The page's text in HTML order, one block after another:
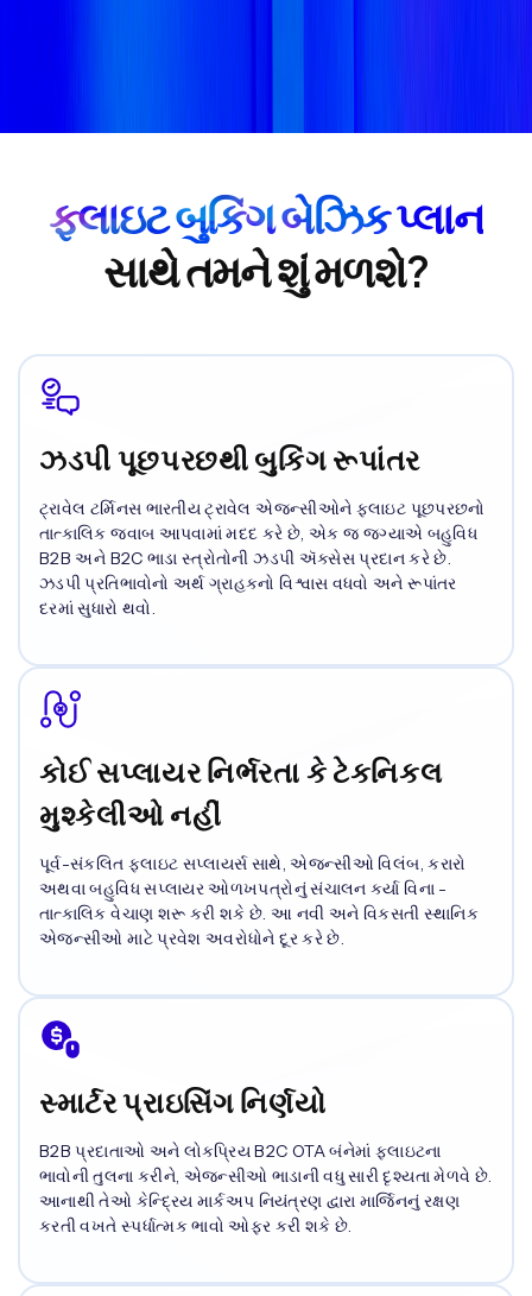
ફ્લાઇટ બુકિંગ બેઝિક પ્લાન
સાથે તમને શું મળશે?
ઝડપી પૂછપરછથી બુકિંગ રૂપાંતર
ટ્રાવેલ ટર્મિનસ ભારતીય ટ્રાવેલ એજન્સીઓને ફ્લાઇટ પૂછપરછનો
તાત્કાલિક જવાબ આપવામાં મદદ કરે છે, એક જ જગ્યાએ બહુવિધ
B2B અને B2C ભાડા સ્ત્રોતોની ઝડપી ઍક્સેસ પ્રદાન કરે છે.
ઝડપી પ્રતિભાવોનો અર્થ ગ્રાહકનો વિશ્વાસ વધવો અને રૂપાંતર
દરમાં સુધારો થવો.
કોઈ સપ્લાયર નિર્ભરતા કે ટેકનિકલ
મુશ્કેલીઓ નહીં
પૂર્વ-સંકલિત ફ્લાઇટ સપ્લાયર્સ સાથે, એજન્સીઓ વિલંબ, કરારો
અથવા બહુવિધ સપ્લાયર ઓળખપત્રોનું સંચાલન કર્યા વિના -
તાત્કાલિક વેચાણ શરૂ કરી શકે છે. આ નવી અને વિકસતી સ્થાનિક
એજન્સીઓ માટે પ્રવેશ અવરોધોને દૂર કરે છે.
સ્માર્ટર પ્રાઇસિંગ નિર્ણયો
B2B પ્રદાતાઓ અને લોકપ્રિય B2C OTA બંનેમાં ફ્લાઇટના
ભાવોની તુલના કરીને, એજન્સીઓ ભાડાની વધુ સારી દૃશ્યતા મેળવે છે.
આનાથી તેઓ કેન્દ્રિય માર્કઅપ નિયંત્રણ દ્વારા માર્જિનનું રક્ષણ
કરતી વખતે સ્પર્ધાત્મક ભાવો ઓફર કરી શકે છે.